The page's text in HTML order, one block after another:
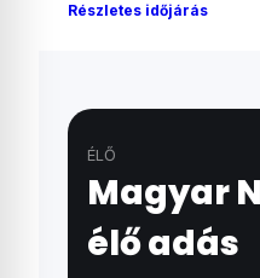
Részletes időjárás
ÉLŐ
Magyar
élő adás